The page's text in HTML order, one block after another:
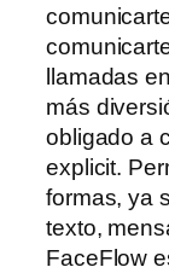
llamadas
más
obligado a
explicit.
formas, ya
texto,
FaceFlow